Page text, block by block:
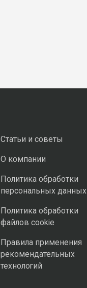
Статьи и советы
О компании
Политика обработки
персональных данных
Политика обработки
файлов cookie
Правила применения
рекомендательных
технологий